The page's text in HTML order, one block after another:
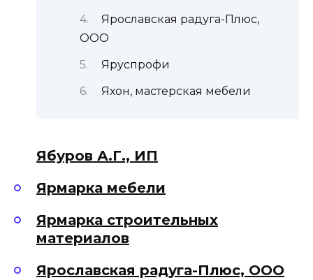
Ярославская радуга-Плюс,
ООО
Яруспрофи
Яхон, мастерская мебели
Ябуров А.Г., ИП
Ярмарка мебели
Ярмарка строительных
материалов
Ярославская радуга-Плюс, ООО